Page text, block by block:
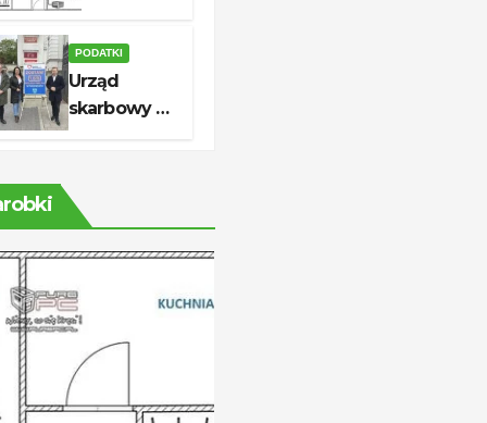
domu jest
niestabilny
i jak to
naprawić
PODATKI
Urząd
skarbowy w
Pabianicach:
kontakt i
usługi dla